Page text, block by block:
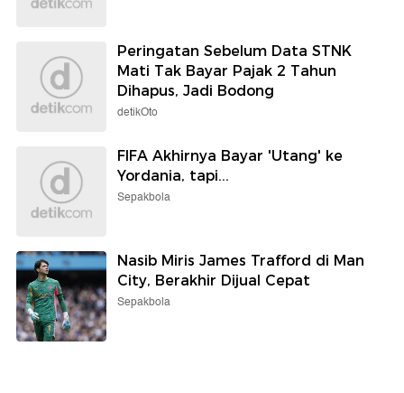
Peringatan Sebelum Data STNK
Mati Tak Bayar Pajak 2 Tahun
Dihapus, Jadi Bodong
detikOto
FIFA Akhirnya Bayar 'Utang' ke
Yordania, tapi...
Sepakbola
Nasib Miris James Trafford di Man
City, Berakhir Dijual Cepat
Sepakbola